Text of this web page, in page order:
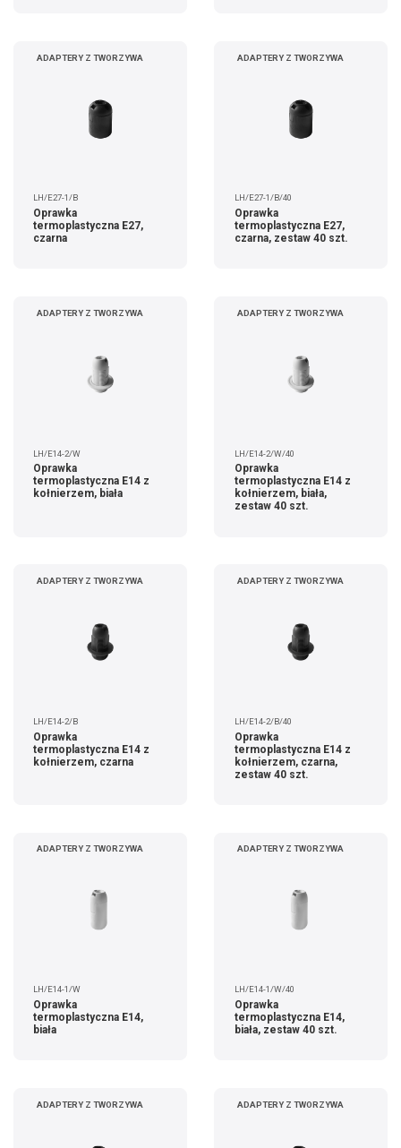
ADAPTERY Z TWORZYWA
LH/E27-1/B
Oprawka
termoplastyczna E27,
czarna
ADAPTERY Z TWORZYWA
LH/E27-1/B/40
Oprawka
termoplastyczna E27,
czarna, zestaw 40 szt.
ADAPTERY Z TWORZYWA
LH/E14-2/W
Oprawka
termoplastyczna E14 z
kołnierzem, biała
ADAPTERY Z TWORZYWA
LH/E14-2/W/40
Oprawka
termoplastyczna E14 z
kołnierzem, biała,
zestaw 40 szt.
ADAPTERY Z TWORZYWA
LH/E14-2/B
Oprawka
termoplastyczna E14 z
kołnierzem, czarna
ADAPTERY Z TWORZYWA
LH/E14-2/B/40
Oprawka
termoplastyczna E14 z
kołnierzem, czarna,
zestaw 40 szt.
ADAPTERY Z TWORZYWA
LH/E14-1/W
Oprawka
termoplastyczna E14,
biała
ADAPTERY Z TWORZYWA
LH/E14-1/W/40
Oprawka
termoplastyczna E14,
biała, zestaw 40 szt.
ADAPTERY Z TWORZYWA ADAPTERY Z TWORZYWA